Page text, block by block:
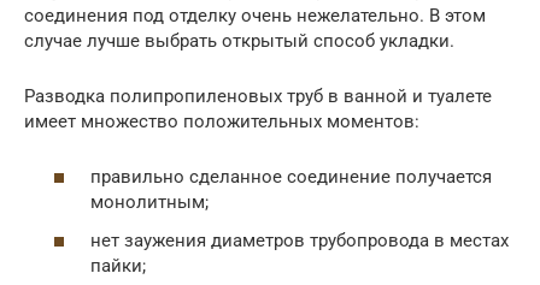
соединения под отделку очень нежелательно. В этом
случае лучше выбрать открытый способ укладки.
Разводка полипропиленовых труб в ванной и туалете
имеет множество положительных моментов:
правильно сделанное соединение получается
монолитным;
нет заужения диаметров трубопровода в местах
пайки;